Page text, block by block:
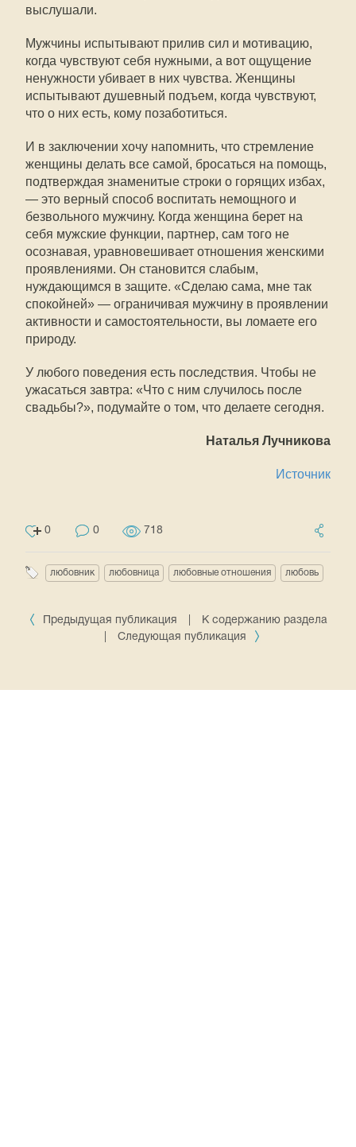
выслушали.
Мужчины испытывают прилив сил и мотивацию,
когда чувствуют себя нужными, а вот ощущение
ненужности убивает в них чувства. Женщины
испытывают душевный подъем, когда чувствуют,
что о них есть, кому позаботиться.
И в заключении хочу напомнить, что стремление
женщины делать все самой, бросаться на помощь,
подтверждая знаменитые строки о горящих избах,
— это верный способ воспитать немощного и
безвольного мужчину. Когда женщина берет на
себя мужские функции, партнер, сам того не
осознавая, уравновешивает отношения женскими
проявлениями. Он становится слабым,
нуждающимся в защите. «Сделаю сама, мне так
спокойней» — ограничивая мужчину в проявлении
активности и самостоятельности, вы ломаете его
природу.
У любого поведения есть последствия. Чтобы не
ужасаться завтра: «Что с ним случилось после
свадьбы?», подумайте о том, что делаете сегодня.
Наталья Лучникова
Источник
0 0 718
любовник любовница любовные отношения любовь
Предыдущая публикация
К содержанию раздела
Следующая публикация